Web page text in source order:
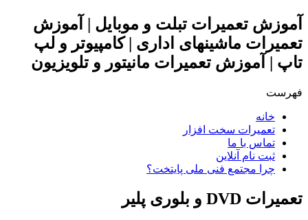
آموزش تعمیرات تبلت و موبایل | آموزش
تعمیرات ماشینهای اداری | کامپیوتر و لپ
تاپ | آموزش تعمیرات مانیتور و تلویزیون
فهرست
خانه
تعمیرات سخت افزار
تماس با ما
ثبت نام آنلاین
چرا مجتمع فنی ملی پایتخت؟
تعمیرات DVD و بلوری پلیر